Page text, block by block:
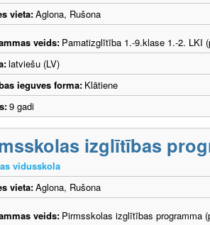
vieta:Aglona, Rušona
veids: Pamatizglītība 1.-9.klase 1.-2. LKI
latviešu (LV)
ieguves forma: Klātiene
9 gadi
izglītības
vidusskola
vieta:Aglona, Rušona
veids: Pirmsskolas izglītības programma